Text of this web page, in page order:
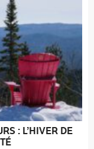
: L’HIVER DE